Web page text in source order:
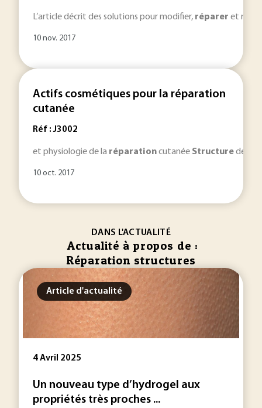
L’article décrit des solutions pour modifier, réparer et
10 nov. 2017
Actifs cosmétiques pour la réparation
cutanée
Réf : J3002
et physiologie de la réparationcutanée Structurede la
10 oct. 2017
DANS L'ACTUALITÉ
Actualité à propos de :
Réparation structures
Article d'actualité
4 Avril 2025
Un nouveau type d’hydrogel aux
propriétés très proches ...